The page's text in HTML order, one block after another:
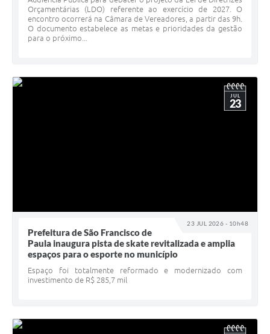
Orçamentárias (LDO) referente ao exercício de 2027. O
encontro ocorrerá na Câmara de Vereadores, a partir das 9h.
O documento estabelece as metas e prioridades da gestão
para o próximo...
23 JUL 2026 - 10h48
JUL
23
Prefeitura de São Francisco de
Paula inaugura pista de skate revitalizada e amplia
espaços para o esporte no município
Espaço foi totalmente reformado e modernizado com
investimento de R$ 285,7 mil